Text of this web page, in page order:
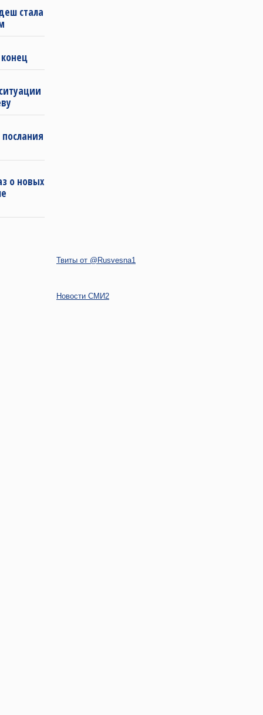
стала
о новых
Твиты от @Rusvesna1
Новости СМИ2